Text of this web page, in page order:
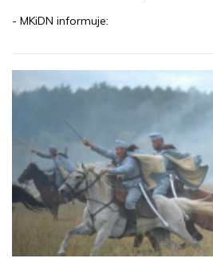
- MKiDN informuje: